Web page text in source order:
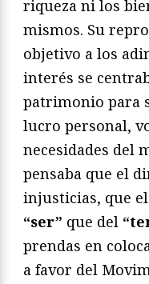
riqueza ni los
mismos. Su
objetivo a los
interés se
patrimonio para
lucro personal,
necesidades del
pensaba que el
injusticias, que
“ser” que del
prendas en
a favor del